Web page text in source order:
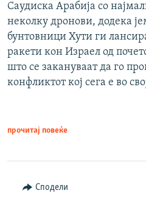
Саудиска Арабија со
неколку дронови, додека
бунтовници Хути ги
ракети кон Израел од
што се закануваат да го
конфликтот кој сега е во
прочитај повеќе
Сподели